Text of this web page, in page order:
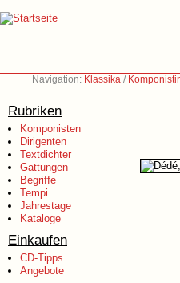
Navigation: Klassika /
Rubriken
Komponisten
Dirigenten
Textdichter
Gattungen
Begriffe
Tempi
Jahrestage
Kataloge
Einkaufen
CD-Tipps
Angebote